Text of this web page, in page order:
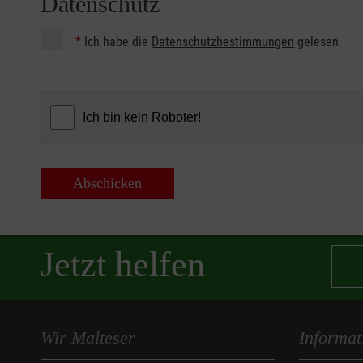
* Ich habe die Datenschutzbestimmungen gelesen.
Abschicken
Jetzt helfen
Wir Malteser